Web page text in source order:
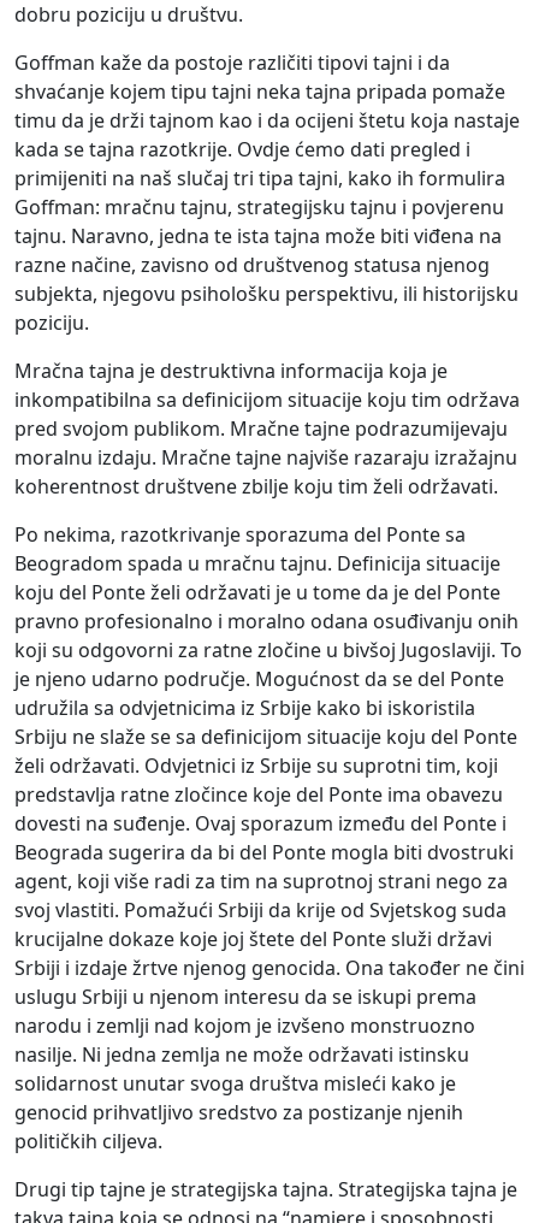
dobru poziciju u društvu.
Goffman kaže da postoje različiti tipovi tajni i da
shvaćanje kojem tipu tajni neka tajna pripada pomaže
timu da je drži tajnom kao i da ocijeni štetu koja nastaje
kada se tajna razotkrije. Ovdje ćemo dati pregled i
primijeniti na naš slučaj tri tipa tajni, kako ih formulira
Goffman: mračnu tajnu, strategijsku tajnu i povjerenu
tajnu. Naravno, jedna te ista tajna može biti viđena na
razne načine, zavisno od društvenog statusa njenog
subjekta, njegovu psihološku perspektivu, ili historijsku
poziciju.
Mračna tajna je destruktivna informacija koja je
inkompatibilna sa definicijom situacije koju tim održava
pred svojom publikom. Mračne tajne podrazumijevaju
moralnu izdaju. Mračne tajne najviše razaraju izražajnu
koherentnost društvene zbilje koju tim želi održavati.
Po nekima, razotkrivanje sporazuma del Ponte sa
Beogradom spada u mračnu tajnu. Definicija situacije
koju del Ponte želi održavati je u tome da je del Ponte
pravno profesionalno i moralno odana osuđivanju onih
koji su odgovorni za ratne zločine u bivšoj Jugoslaviji. To
je njeno udarno područje. Mogućnost da se del Ponte
udružila sa odvjetnicima iz Srbije kako bi iskoristila
Srbiju ne slaže se sa definicijom situacije koju del Ponte
želi održavati. Odvjetnici iz Srbije su suprotni tim, koji
predstavlja ratne zločince koje del Ponte ima obavezu
dovesti na suđenje. Ovaj sporazum između del Ponte i
Beograda sugerira da bi del Ponte mogla biti dvostruki
agent, koji više radi za tim na suprotnoj strani nego za
svoj vlastiti. Pomažući Srbiji da krije od Svjetskog suda
krucijalne dokaze koje joj štete del Ponte služi državi
Srbiji i izdaje žrtve njenog genocida. Ona također ne čini
uslugu Srbiji u njenom interesu da se iskupi prema
narodu i zemlji nad kojom je izvšeno monstruozno
nasilje. Ni jedna zemlja ne može održavati istinsku
solidarnost unutar svoga društva misleći kako je
genocid prihvatljivo sredstvo za postizanje njenih
političkih ciljeva.
Drugi tip tajne je strategijska tajna. Strategijska tajna je